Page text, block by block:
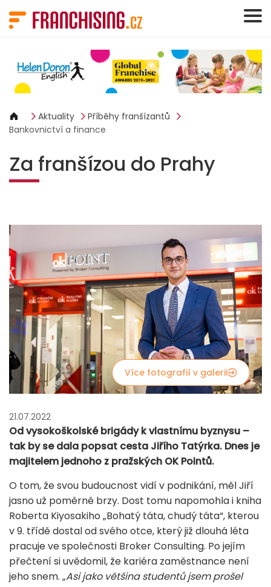
Aktuality
Příběhy franšízantů
Bankovnictví a finance
Za franšízou do Prahy
Více fotografií v galerii
21.07.2022
Od vysokoškolské brigády k vlastnímu byznysu –
tak by se dala popsat cesta Jiřího Tatýrka. Dnes je
majitelem jednoho z pražských OK Pointů.
O tom, že svou budoucnost vidí v podnikání, měl Jiří
jasno už poměrně brzy. Dost tomu napomohla i kniha
Roberta Kiyosakiho „Bohatý táta, chudý táta“, kterou
v 9. třídě dostal od svého otce, který již dlouhá léta
pracuje ve společnosti Broker Consulting. Po jejím
přečtení si uvědomil, že kariéra zaměstnance není
jeho snem. „Asi jako většina studentů jsem prošel